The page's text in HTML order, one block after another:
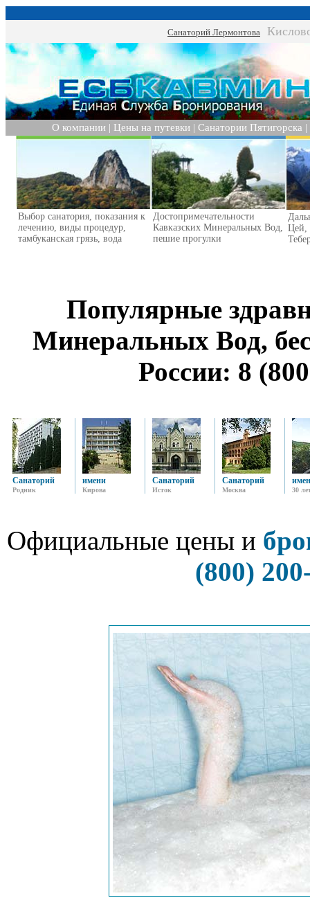
Санаторий Лермонтова
О компании | Цены на путевки | Санатории Пятигорска |
Выбор санатория, показания к
лечению, виды процедур,
тамбуканская грязь, вода
Достопримечательности
Кавказских Минеральных Вод,
пешие прогулки
Цей,
Популярные
Минеральных Вод,
России: 8
Санаторий
Родник
имени
Кирова
Санаторий
Исток
Санаторий
Москва 30
Официальные цены и
(800)